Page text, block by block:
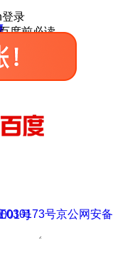
登录
度前必读
030173号
号